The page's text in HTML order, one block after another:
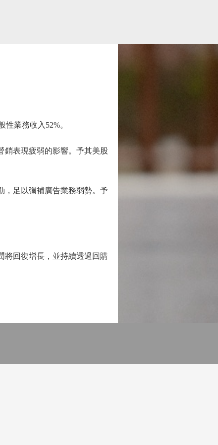
業務收入52%。
表現疲弱的影響。予其美股
足以彌補廣告業務弱勢。予
回復增長，並持續透過回購